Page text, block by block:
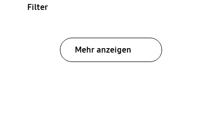
Filter
Mehr anzeigen